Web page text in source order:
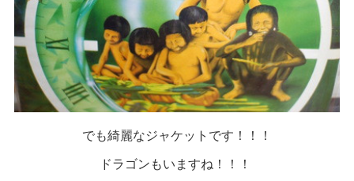
でも綺麗なジャケットです！！！
ドラゴンもいますね！！！